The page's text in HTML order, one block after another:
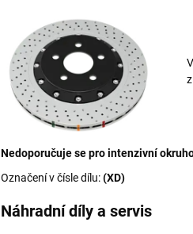
Nedoporučuje se pro intenzivní
Označení v čísle dílu:(XD)
Náhradní díly a servis